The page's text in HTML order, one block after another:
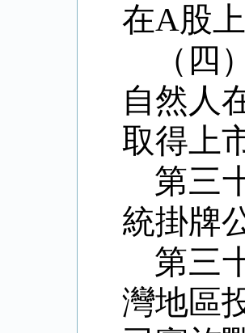
在A股
（
自然人
取得上
第三
統掛牌
第三
灣地區